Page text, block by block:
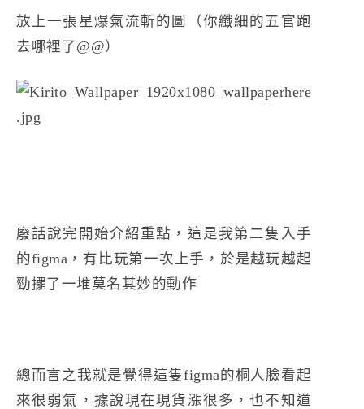
放上一張星爆氣流斬的圖（你纖細的五官跑
去哪裡了@@）
廢話說完開始介紹重點，這是我第二隻入手
的figma，有比玩第一次上手，於是越玩越起
勁擺了一堆莫名其妙的動作
總而言之我就是覺得這隻figma的桐人臉看起
來很弱氣，據說現在現貨漲很多，也不知道